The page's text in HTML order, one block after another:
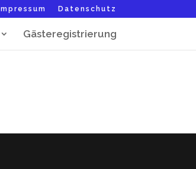
Impressum Datenschutz
Gästeregistrierung